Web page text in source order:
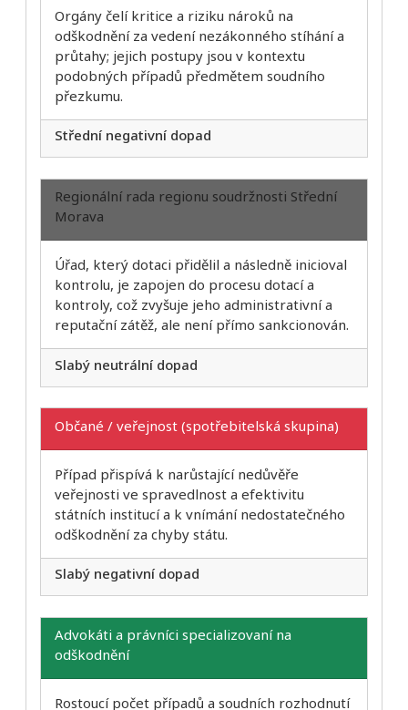
Orgány čelí kritice a riziku nároků na
odškodnění za vedení nezákonného stíhání a
průtahy; jejich postupy jsou v kontextu
podobných případů předmětem soudního
přezkumu.
Střední negativní dopad
Regionální rada regionu soudržnosti Střední
Morava
Úřad, který dotaci přidělil a následně inicioval
kontrolu, je zapojen do procesu dotací a
kontroly, což zvyšuje jeho administrativní a
reputační zátěž, ale není přímo sankcionován.
Slabý neutrální dopad
Občané / veřejnost (spotřebitelská skupina)
Případ přispívá k narůstající nedůvěře
veřejnosti ve spravedlnost a efektivitu
státních institucí a k vnímání nedostatečného
odškodnění za chyby státu.
Slabý negativní dopad
Advokáti a právníci specializovaní na
odškodnění
Rostoucí počet případů a soudních rozhodnutí